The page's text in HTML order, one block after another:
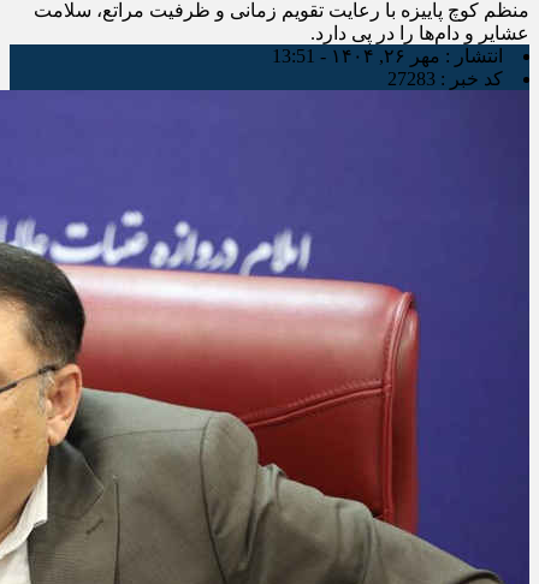
منظم کوچ پاییزه با رعایت تقویم زمانی و ظرفیت مراتع، سلامت
عشایر و دام‌ها را در پی دارد.
انتشار : مهر ۲۶, ۱۴۰۴ - 13:51
کد خبر : 27283